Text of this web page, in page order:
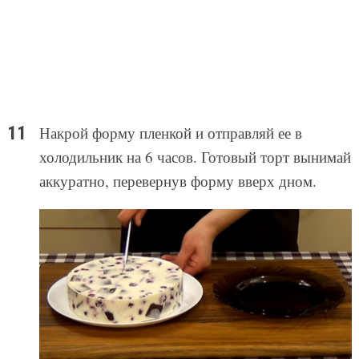
Накрой форму пленкой и отправляй ее в
холодильник на 6 часов. Готовый торт вынимай
аккуратно, перевернув форму вверх дном.